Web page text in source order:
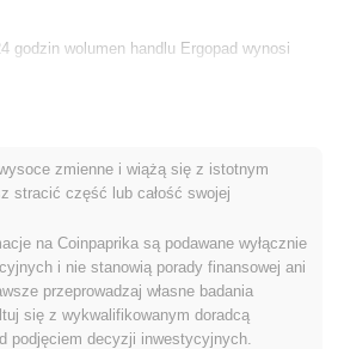
godzin wolumen handlu Ergopad wynosi
zakresu cen Ergopad?
(ATH):
(ATL):
zł 0.00
notowany
sobie w porównaniu z szerszym
dni Ergopad zyskał0.00%, osiągając gorsze
zmienne i wiążą się z istotnym
stracić część lub całość swojej
na Coinpaprika są podawane wyłącznie
i nie stanowią porady finansowej ani
przeprowadzaj własne badania
się z wykwalifikowanym doradcą
podjęciem decyzji inwestycyjnych.